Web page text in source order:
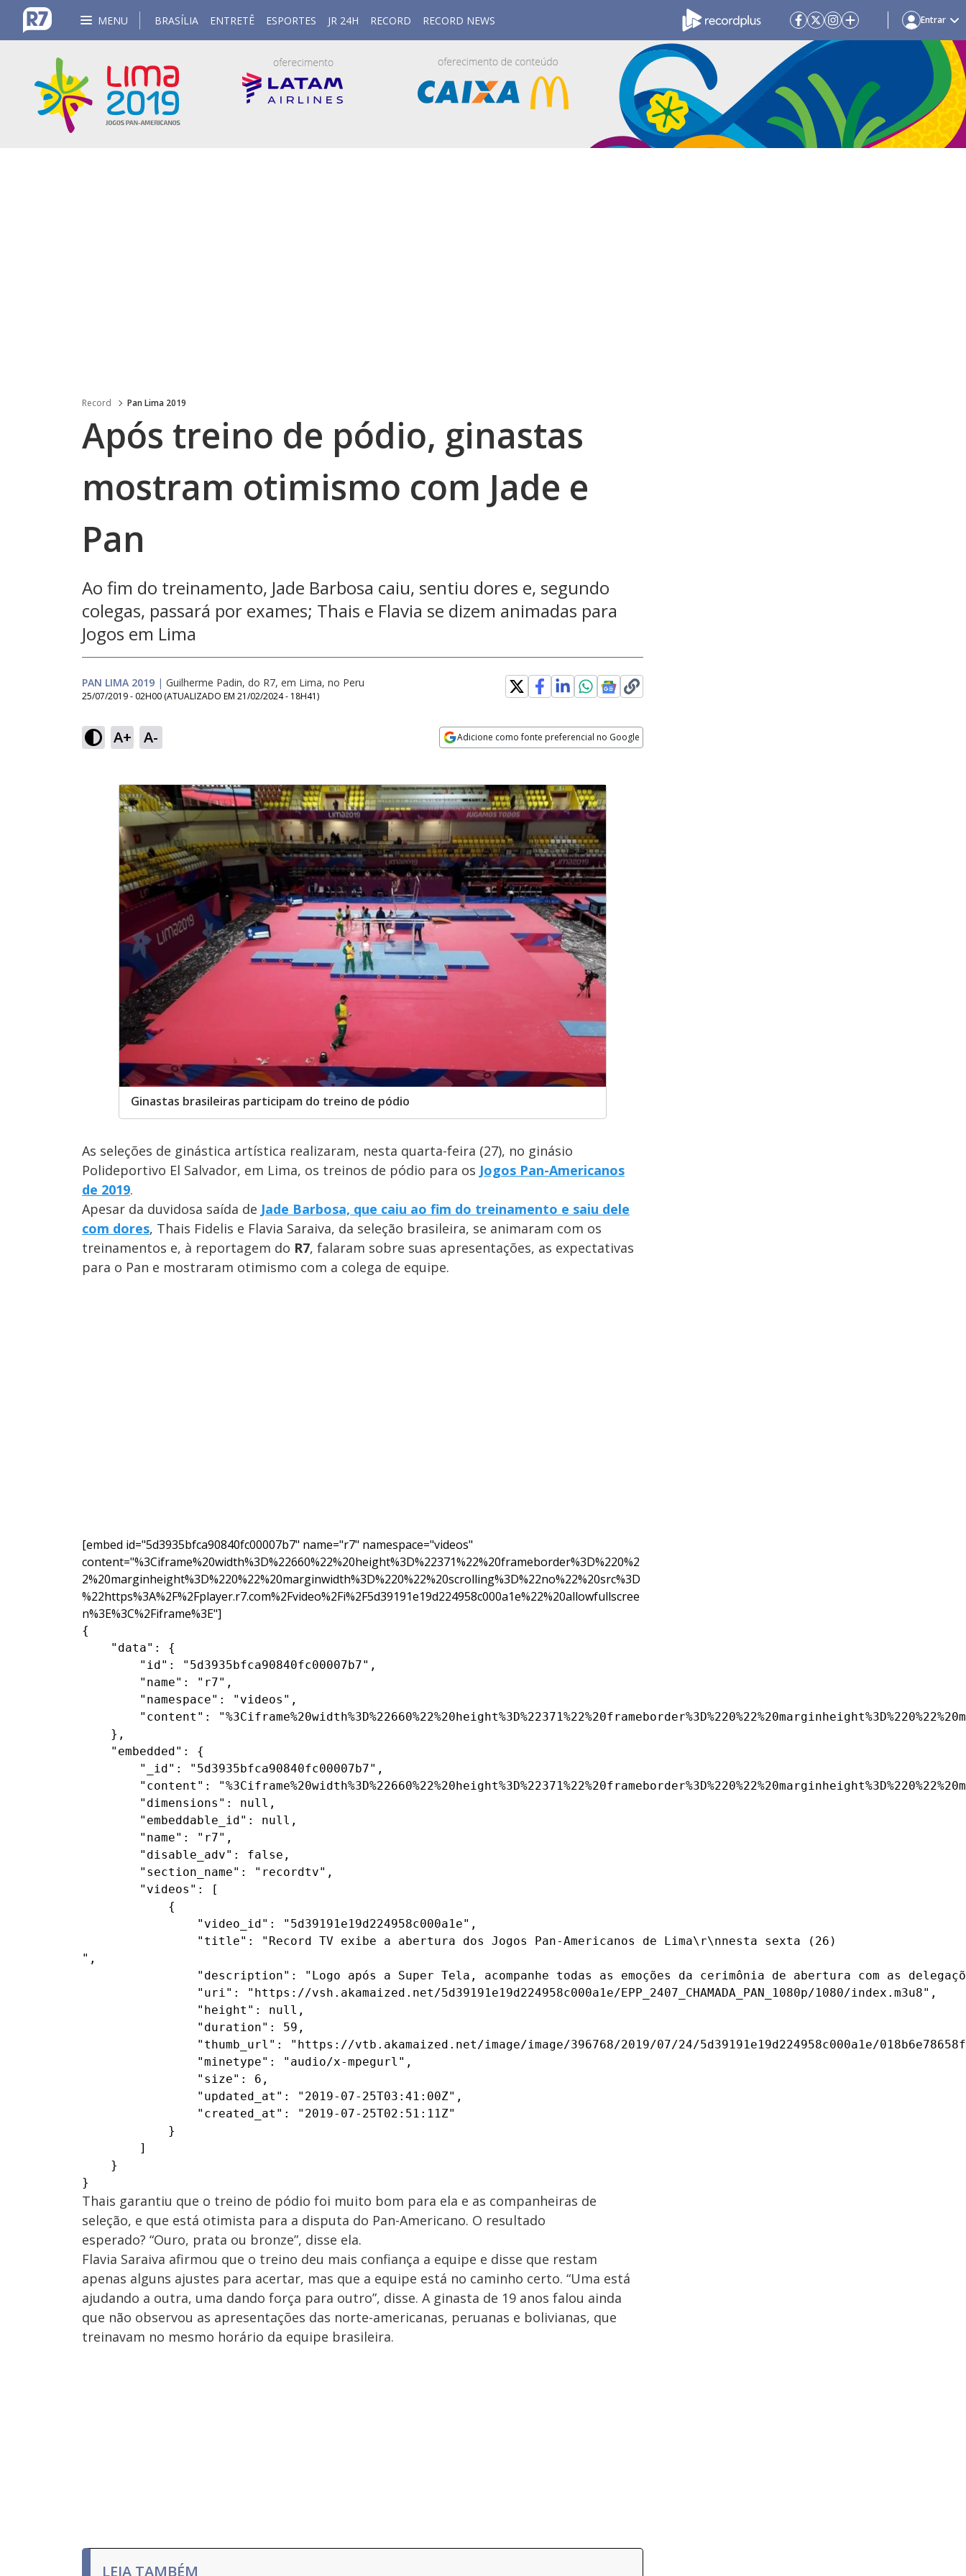
MENU BRASÍLIA ENTRETÊ ESPORTES JR 24H RECORD RECORD NEWS Entrar
Record Pan Lima 2019
Após treino de pódio, ginastas
mostram otimismo com Jade e
Pan
Ao fim do treinamento, Jade Barbosa caiu, sentiu dores e, segundo
colegas, passará por exames; Thais e Flavia se dizem animadas para
Jogos em Lima
PAN LIMA 2019 | Guilherme Padin, do R7, em Lima, no Peru
25/07/2019 - 02H00 (ATUALIZADO EM 21/02/2024 - 18H41)
A+ A- Adicione como fonte preferencial no Google
Ginastas brasileiras participam do treino de pódio
As seleções de ginástica artística realizaram, nesta quarta-feira (27), no ginásio
Polideportivo El Salvador, em Lima, os treinos de pódio para os Jogos Pan-Americanos
de 2019.
Apesar da duvidosa saída de Jade Barbosa, que caiu ao fim do treinamento e saiu dele
com dores, Thais Fidelis e Flavia Saraiva, da seleção brasileira, se animaram com os
treinamentos e, à reportagem do R7, falaram sobre suas apresentações, as expectativas
para o Pan e mostraram otimismo com a colega de equipe.
[embed id="5d3935bfca90840fc00007b7" name="r7" namespace="videos"
content="%3Ciframe%20width%3D%22660%22%20height%3D%22371%22%20frameborder%3D%220%2
2%20marginheight%3D%220%22%20marginwidth%3D%220%22%20scrolling%3D%22no%22%20src%3D
%22https%3A%2F%2Fplayer.r7.com%2Fvideo%2Fi%2F5d39191e19d224958c000a1e%22%20allowfullscree
n%3E%3C%2Fiframe%3E"]
{
    "data": {
        "id": "5d3935bfca90840fc00007b7",
        "name": "r7",
        "namespace": "videos",
"content":
    },
    "embedded": {
        "_id": "5d3935bfca90840fc00007b7",
"content":
        "dimensions": null,
        "embeddable_id": null,
        "name": "r7",
        "disable_adv": false,
        "section_name": "recordtv",
        "videos": [
            {
                "video_id": "5d39191e19d224958c000a1e",
                "title": "Record TV exibe a abertura dos Jogos Pan-Americanos de Lima\r\nnesta sexta (26)
",
"description": "Logo após a Super Tela, acompanhe todas as emoções da cerimônia de abertura com as
                "uri": "https://vsh.akamaized.net/5d39191e19d224958c000a1e/EPP_2407_CHAMADA_PAN_1080p/1080/index.m3u8",
                "height": null,
                "duration": 59,
"thumb_url": "https://vtb.akamaized.net/image/image/396768/2019/07/24/5d39191e19d224958c000a1e/
                "minetype": "audio/x-mpegurl",
                "size": 6,
                "updated_at": "2019-07-25T03:41:00Z",
                "created_at": "2019-07-25T02:51:11Z"
            }
        ]
    }
}
Thais garantiu que o treino de pódio foi muito bom para ela e as companheiras de
seleção, e que está otimista para a disputa do Pan-Americano. O resultado
esperado? “Ouro, prata ou bronze”, disse ela.
Flavia Saraiva afirmou que o treino deu mais confiança a equipe e disse que restam
apenas alguns ajustes para acertar, mas que a equipe está no caminho certo. “Uma está
ajudando a outra, uma dando força para outro”, disse. A ginasta de 19 anos falou ainda
que não observou as apresentações das norte-americanas, peruanas e bolivianas, que
treinavam no mesmo horário da equipe brasileira.
LEIA TAMBÉM